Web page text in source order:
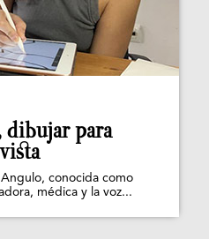
dibujar para
Angulo, conocida como
médica y la voz...